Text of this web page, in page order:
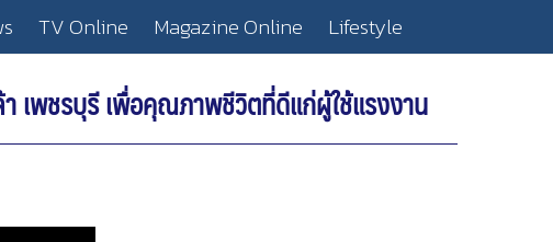
TV Online Magazine Online Lifestyle
เพชรบุรี เพื่อคุณภาพชีวิตที่ดีแก่ผู้ใช้แรงงาน